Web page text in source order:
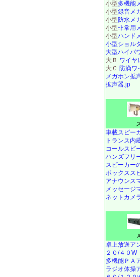
小型多機能
小型録音メ
小型防水メ
小型非常用
小型ハンド
小型ショル
大型ハイパ
大Ｂ ワイヤ
大Ｃ 防滴ワ
メガホン拡
拡声器.jp
車載スピー
トランス内
コールスピ
ハンズフリ
スピーカー
ボックスス
アナウンス
メッセージ
ネットカメ
卓上放送ア
２０/４０W
多機能ＰＡ
ラジオ体操